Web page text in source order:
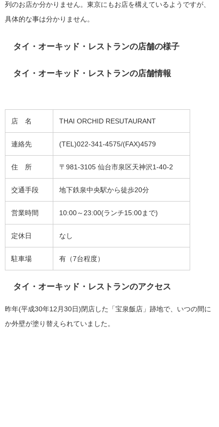
列のお店か分かりません。東京にもお店を構えているようですが、
具体的な事は分かりません。
タイ・オーキッド・レストランの店舗の様子
タイ・オーキッド・レストランの店舗情報
店 名 THAI ORCHID RESUTAURANT
連絡先 (TEL)022-341-4575/(FAX)4579
住 所 〒981-3105 仙台市泉区天神沢1-40-2
交通手段 地下鉄泉中央駅から徒歩20分
営業時間 10:00～23:00(ランチ15:00まで)
定休日 なし
駐車場 有（7台程度）
タイ・オーキッド・レストランのアクセス
昨年(平成30年12月30日)閉店した「宝泉飯店」跡地で、いつの間に
か外壁が塗り替えられていました。